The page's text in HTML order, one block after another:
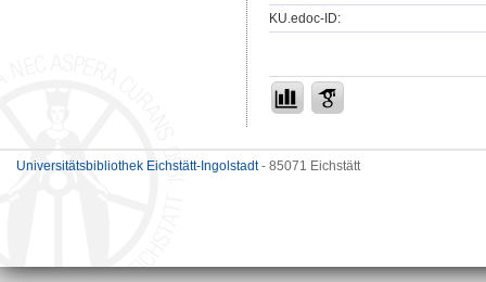
KU.edoc-ID:
Universitätsbibliothek Eichstätt-Ingolstadt- 85071 Eichstätt